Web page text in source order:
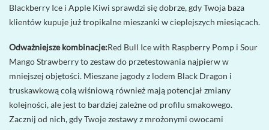
Blackberry Ice i Apple Kiwi sprawdzi się dobrze, gdy Twoja baza
klientów kupuje już tropikalne mieszanki w cieplejszych miesiącach.
Odważniejsze kombinacje:Red Bull Ice with Raspberry Pomp i Sour
Mango Strawberry to zestaw do przetestowania najpierw w
mniejszej objętości. Mieszane jagody z lodem Black Dragon i
truskawkową colą wiśniową również mają potencjał zmiany
kolejności, ale jest to bardziej zależne od profilu smakowego.
Zacznij od nich, gdy Twoje zestawy z mrożonymi owocami